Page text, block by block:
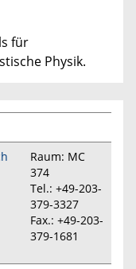
für
Physik.
Raum: MC
374
Tel.: +49-203-
379-3327
Fax.: +49-203-
379-1681